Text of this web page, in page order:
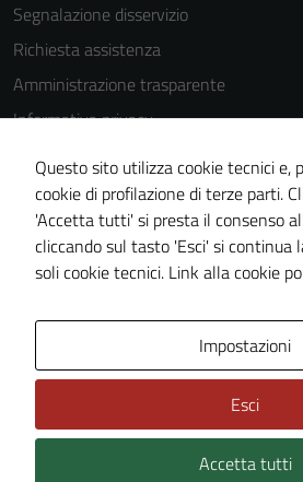
Segnalazione disservizio
Richiesta assistenza
Amministrazione trasparente
Informativa privacy
Cookie Policy
Note legali
Dichiarazione di accessibilità
Piano di miglioramento del sito
Technical Design s.r.l.
Questo sito utilizza cookie tecnici e,
cookie di profilazione di terze parti.
'Accetta tutti' si presta il consenso
cliccando sul tasto 'Esci' si continua
soli cookie tecnici. Link alla cookie
Impostazioni
Esci
Accetta tutti
del